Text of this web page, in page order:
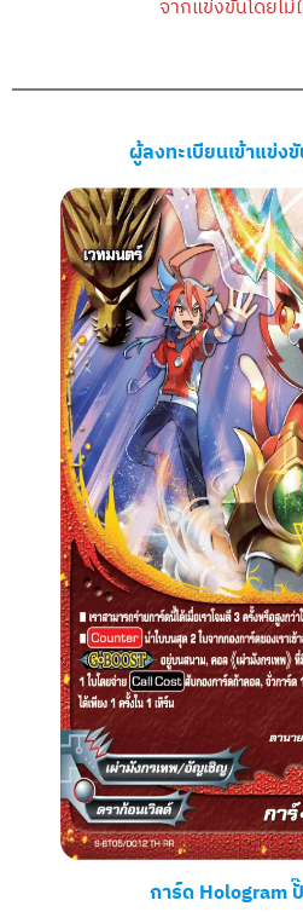
จากแข่งขันโดยไม่
ผู้ลงทะเบียนเข้าแข่ง
การ์ด Hologram